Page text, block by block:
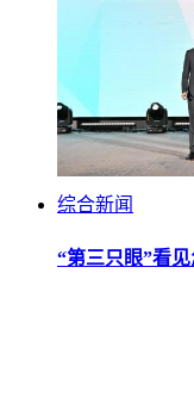
综合新闻
“第三只眼”看